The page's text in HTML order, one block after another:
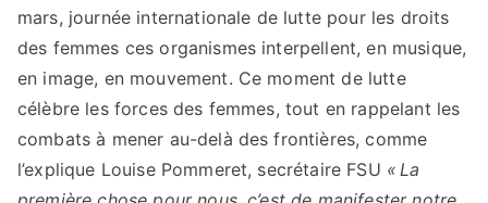
mars, journée internationale de lutte pour les droits
des femmes ces organismes interpellent, en musique,
en image, en mouvement. Ce moment de lutte
célèbre les forces des femmes, tout en rappelant les
combats à mener au-delà des frontières, comme
l’explique Louise Pommeret, secrétaire FSU « La